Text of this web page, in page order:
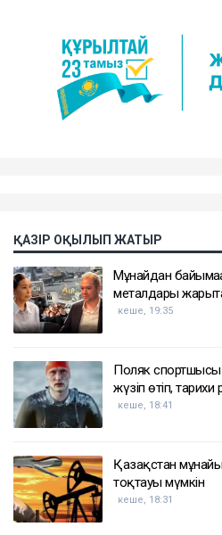
ҚАЗІР ОҚЫЛЫП ЖАТЫР
Мұнайдан
металдары
кеше, 19:35
Поляк спортшысы
жүзіп өтіп,
кеше, 18:41
Қазақстан
тоқтауы мүмкін
кеше, 18:31